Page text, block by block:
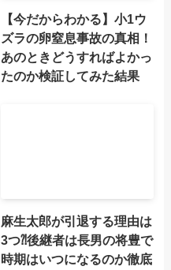
【今だからわかる】小1ウ
ズラの卵窒息事故の真相！
あのときどうすればよかっ
たのか検証してみた結果
麻生太郎が引退する理由は
3つ⁈後継者は長男の将豊で
時期はいつになるのか徹底